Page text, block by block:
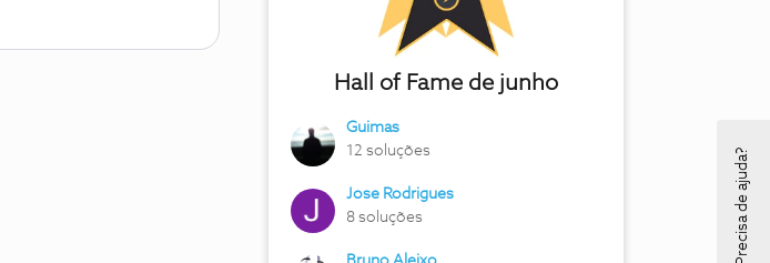
Hall of Fame de junho
Guimas
12 soluções
Jose Rodrigues
8 soluções
Precisa de ajuda?